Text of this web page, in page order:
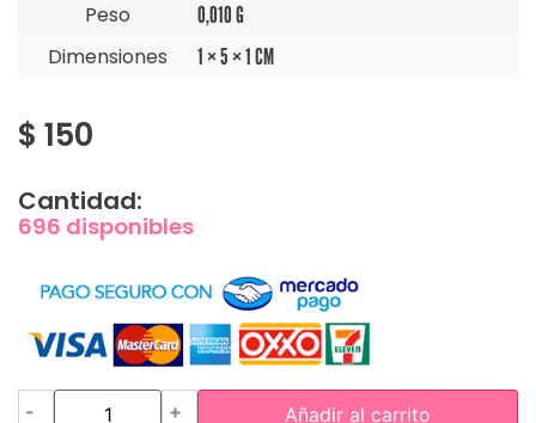
Peso 0,010 G
Dimensiones 1 × 5 × 1 CM
$ 150
Cantidad:
696 disponibles
- + Añadir al carrito